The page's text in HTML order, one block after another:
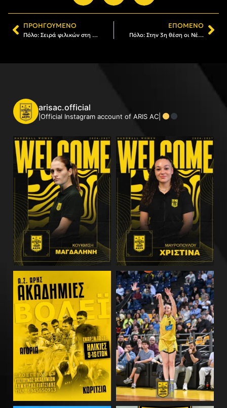
ΠΡΟΗΓΟΎΜΕΝΟ
Πόλο: Σειρά φιλικών στη Λάρισα
ΕΠΌΜΕΝΟ
Πόλο: Στην 3η θέση οι Νέοι Άνδρες του ΑΡΗ
arisac.official
|Official Instagram account of ARIS AC|